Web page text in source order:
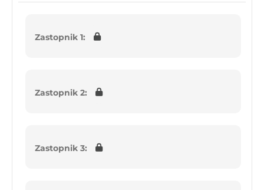
Zastopnik 1:
Zastopnik 2:
Zastopnik 3: